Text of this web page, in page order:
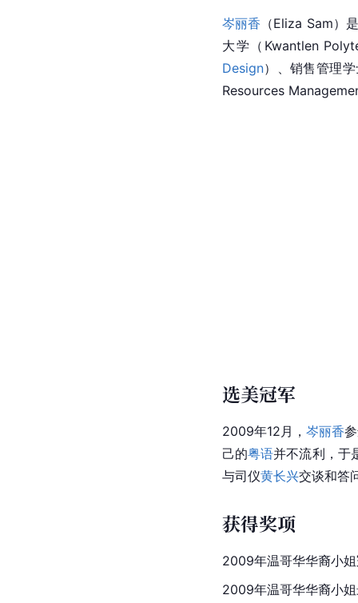
岑丽香 （Eliza Sam）
大学（Kwantlen
Design）、销售管理
Resources
选美冠军
2009年12月，岑丽香
己的粤语并不流利，于
与司仪黄长兴交谈和答
获得奖项
2009年温哥华华裔小
2009年温哥华华裔小